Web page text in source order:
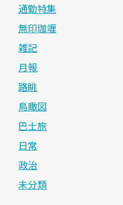
通勤特集
無印珈竰
雑記
月報
路眺
鳥瞰図
巴士旅
日常
政治
未分類